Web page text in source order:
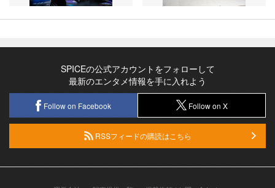
SPICEの公式アカウントをフォローして
最新のエンタメ情報を手に入れよう
Follow on Facebook Follow on X
RSSフィードの購読はこちら